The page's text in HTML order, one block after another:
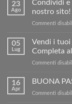
23
Ago
Condividi e
nostro sito!
Commenti
05
Lug
Vendi i
Completa
Commenti
16
Apr
BUONA
Commenti